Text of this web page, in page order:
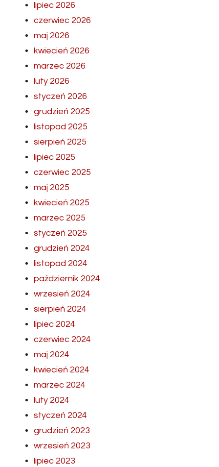
lipiec 2026
czerwiec 2026
maj 2026
kwiecień 2026
marzec 2026
luty 2026
styczeń 2026
grudzień 2025
listopad 2025
sierpień 2025
lipiec 2025
czerwiec 2025
maj 2025
kwiecień 2025
marzec 2025
styczeń 2025
grudzień 2024
listopad 2024
październik 2024
wrzesień 2024
sierpień 2024
lipiec 2024
czerwiec 2024
maj 2024
kwiecień 2024
marzec 2024
luty 2024
styczeń 2024
grudzień 2023
wrzesień 2023
lipiec 2023